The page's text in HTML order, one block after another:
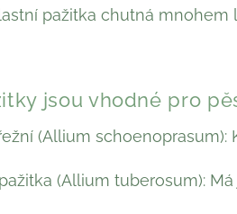
pažitka chutná mnohem
jsou vhodné pro
(Allium
(Allium tuberosum):